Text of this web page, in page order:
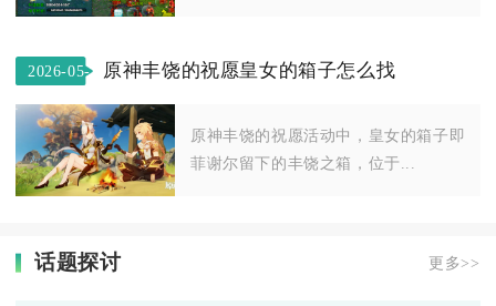
2026-05-
原神丰饶的祝愿皇女的箱子怎么找
原神丰饶的祝愿活动中，皇女的箱子即
菲谢尔留下的丰饶之箱，位于...
话题探讨 更多>>